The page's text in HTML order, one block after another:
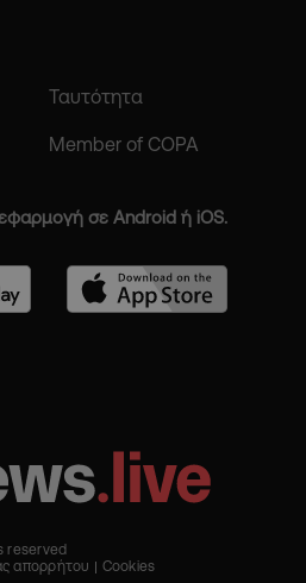
Ταυτότητα
Member of COPA
σε Android ή iOS.
reserved
απορρήτου Cookies